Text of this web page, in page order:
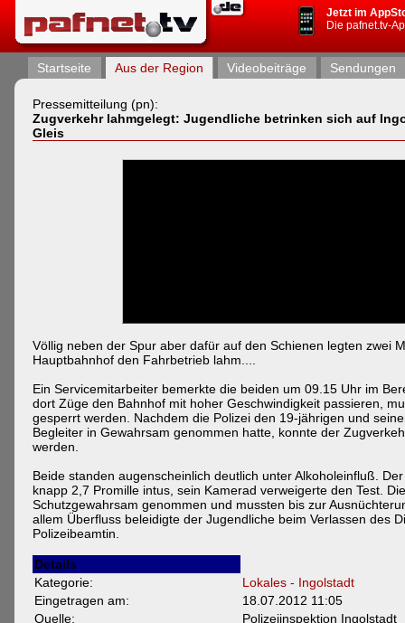
Jetzt im
Die pafnet.tv-
Startseite Aus der Region Videobeiträge Sendungen
Pressemitteilung (pn):
Zugverkehr lahmgelegt: Jugendliche betrinken sich auf
Gleis
Völlig neben der Spur aber dafür auf den Schienen legten zwei
Hauptbahnhof den Fahrbetrieb lahm....
Ein Servicemitarbeiter bemerkte die beiden um 09.15 Uhr im
dort Züge den Bahnhof mit hoher Geschwindigkeit passieren,
gesperrt werden. Nachdem die Polizei den 19-jährigen und
Begleiter in Gewahrsam genommen hatte, konnte der
werden.
Beide standen augenscheinlich deutlich unter Alkoholeinfluß.
knapp 2,7 Promille intus, sein Kamerad verweigerte den Test.
Schutzgewahrsam genommen und mussten bis zur
allem Überfluss beleidigte der Jugendliche beim Verlassen des
Polizeibeamtin.
Details
Kategorie:
Lokales - Ingolstadt
Eingetragen am:
18.07.2012 11:05
Quelle:
Polizeiinspektion Ingolstadt